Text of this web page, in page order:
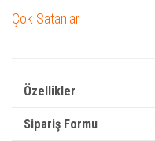
Çok Satanlar
Özellikler
Sipariş Formu